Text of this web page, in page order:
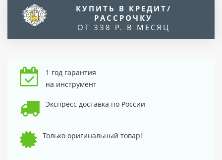
КУПИТЬ В КРЕДИТ/
РАССРОЧКУ
ОТ 338 Р. В МЕСЯЦ
1 год гарантия
на инструмент
Экспресс доставка по России
Только оригинальный товар!